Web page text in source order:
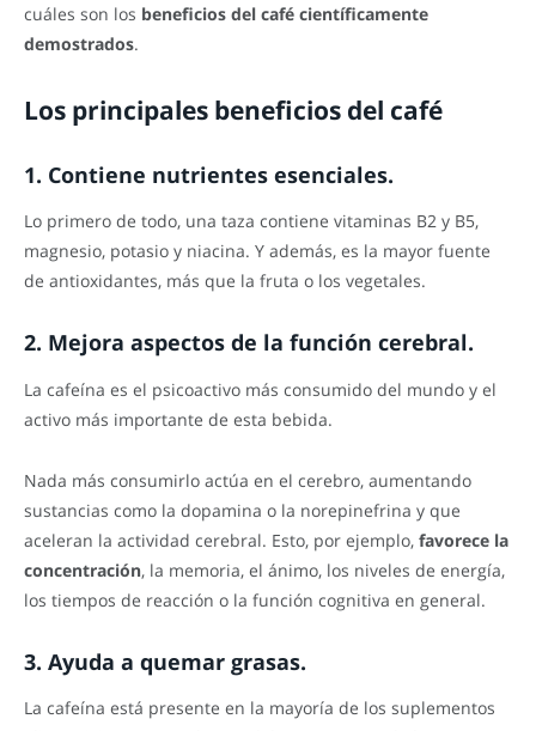
cuáles son los beneficios del café científicamente
demostrados.
Los principales beneficios del café
1. Contiene nutrientes esenciales.
Lo primero de todo, una taza contiene vitaminas B2 y B5,
magnesio, potasio y niacina. Y además, es la mayor fuente
de antioxidantes, más que la fruta o los vegetales.
2. Mejora aspectos de la función cerebral.
La cafeína es el psicoactivo más consumido del mundo y el
activo más importante de esta bebida.
Nada más consumirlo actúa en el cerebro, aumentando
sustancias como la dopamina o la norepinefrina y que
aceleran la actividad cerebral. Esto, por ejemplo, favorece la
concentración, la memoria, el ánimo, los niveles de energía,
los tiempos de reacción o la función cognitiva en general.
3. Ayuda a quemar grasas.
La cafeína está presente en la mayoría de los suplementos